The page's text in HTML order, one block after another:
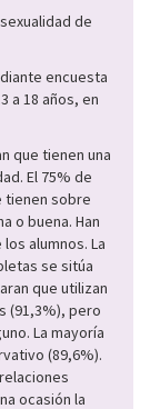
de
encuesta
a 18 años, en
que tienen una
El 75% de
tienen sobre
o buena. Han
alumnos. La
se sitúa
que utilizan
(91,3%), pero
La mayoría
(89,6%).
ocasión la